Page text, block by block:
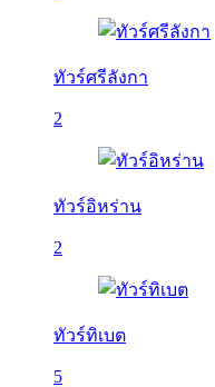
ทัวร์ศรีลังกา
2
ทัวร์อิหร่าน
2
ทัวร์ทิเบต
5